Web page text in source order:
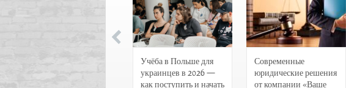
Учёба в Польше для
украинцев в 2026 —
как поступить и начать
Современные
юридические решения
от компании «Ваше